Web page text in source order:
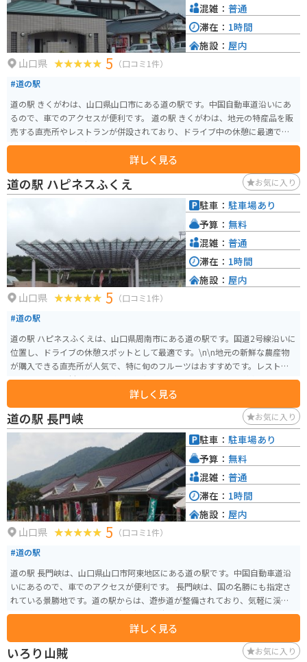
山口県 5 （口コミ1件）
#道の駅
道の駅 きくがわは、山口県山口市にある道の駅です。中国自動車道沿いにあ
るので、車でのアクセスが便利です。 道の駅 きくがわは、地元の特産品を販
売する直売所やレストランが併設されており、ドライブ中の休憩に最適で
す。特に、地元産の新鮮な野菜や果物は人気があります。また、レストランで
は、地元産の食材を使った料理を楽しむことができます。 バイクで訪れる場
合、道の駅 きくがわには、広い駐車場が完備されているので安心です。中国
自動車道は、ツーリングにも人気のルートなので、休憩場所として利用する
のも良いでしょう。道の駅 きくがわ周辺には、秋吉台や秋芳洞などの観光ス
ポットも点在しているので、観光の拠点としてもおすすめです。
詳しく見る
混雑： 普通
滞在： 1時間
施設： 屋内
道の駅 ハピネスふくえ お気に入り
山口県 5 （口コミ1件）
#道の駅
道の駅 ハピネスふくえは、山口県周南市にある道の駅です。国道2号線沿いに
位置し、ドライブの休憩スポットとして最適です。\n\n地元の新鮮な農産物
が購入できる直売所が人気で、特に旬のフルーツはおすすめです。レストラ
ンでは、地元食材を使った料理や、名物の「ふくえラーメン」が楽しめま
す。また、道の駅 ハピネスふくえは、バイクツーリングの目的地としても人
気です。駐車場も広く、休憩 facilities も充実しているので、ツーリングの休
憩に最適です。\n\n周辺には、豊かな自然が広がっており、サイクリングや
ハイキングを楽しむこともできます。少し足を延ばせば、周南市の観光スポ
ットである「徳山動物園」や「周南市美術博物館」にもアクセスできます。
詳しく見る
駐車： 駐車場あり
予算： 無料
混雑： 普通
滞在： 1時間
施設： 屋内
道の駅 長門峡 お気に入り
山口県 5 （口コミ1件）
#道の駅
道の駅 長門峡は、山口県山口市阿東地区にある道の駅です。中国自動車道沿
いにあるので、車でのアクセスが便利です。 長門峡は、国の名勝にも指定さ
れている景勝地です。道の駅からは、遊歩道が整備されており、気軽に渓谷
美を楽しむことができます。春は新緑、秋は紅葉と、四季折々の風景を楽し
ります。地元産の野菜や果物はもちろん、阿東地区でとれたジビエを使った
加工品なども販売されています。 バイクで訪れる場合、道の駅には広い駐車
詳しく見る
駐車： 駐車場あり
予算： 無料
混雑： 普通
滞在： 1時間
施設： 屋内
いろり山賊 お気に入り